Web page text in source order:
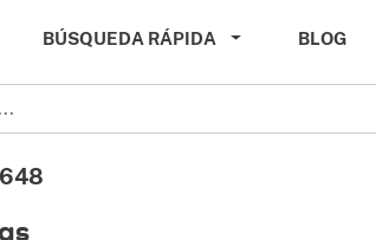
BÚSQUEDA RÁPIDA BLOG